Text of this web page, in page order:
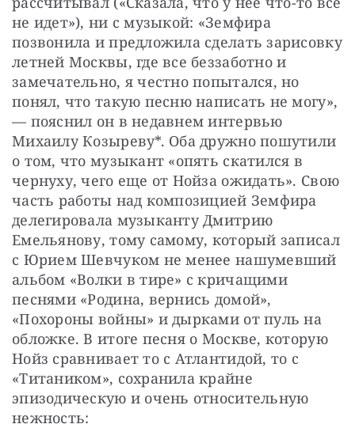
не идет»), ни с музыкой: «Земфира
позвонила и предложила сделать зарисовку
летней Москвы, где все беззаботно и
замечательно, я честно попытался, но
понял, что такую песню написать не могу»,
— пояснил он в недавнем интервью
Михаилу Козыреву*. Оба дружно пошутили
о том, что музыкант «опять скатился в
чернуху, чего еще от Нойза ожидать». Свою
часть работы над композицией Земфира
делегировала музыканту Дмитрию
Емельянову, тому самому, который записал
с Юрием Шевчуком не менее нашумевший
альбом «Волки в тире» с кричащими
песнями «Родина, вернись домой»,
«Похороны войны» и дырками от пуль на
обложке. В итоге песня о Москве, которую
Нойз сравнивает то с Атлантидой, то с
«Титаником», сохранила крайне
эпизодическую и очень относительную
нежность: